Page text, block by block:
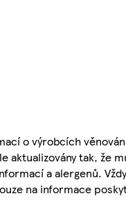
o výrobcích
tak, že
a alergenů.
na informace